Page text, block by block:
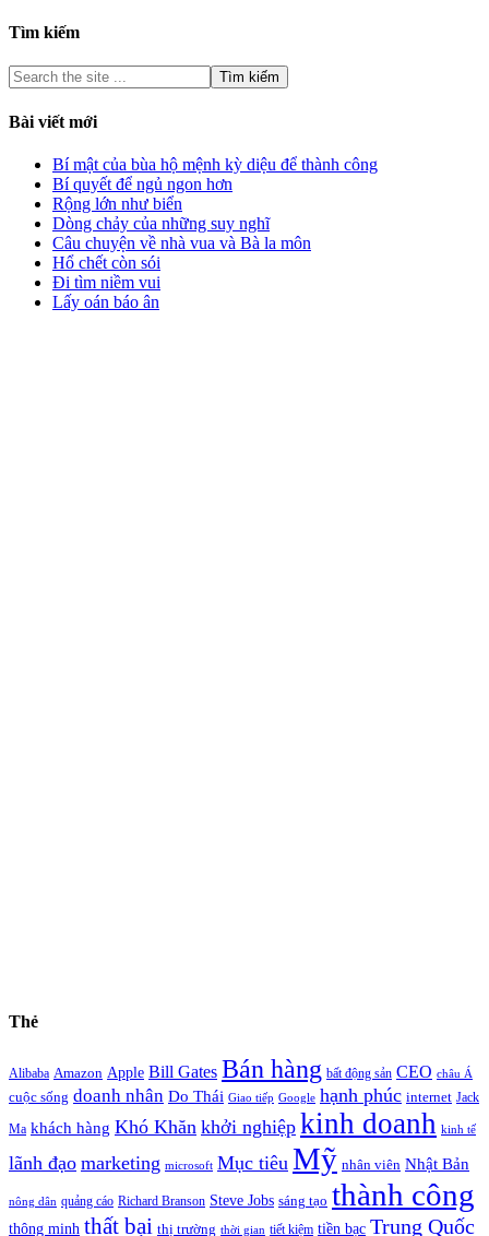
Tìm kiếm
Bài viết mới
Bí mật của bùa hộ mệnh kỳ diệu để thành công
Bí quyết để ngủ ngon hơn
Rộng lớn như biển
Dòng chảy của những suy nghĩ
Câu chuyện về nhà vua và Bà la môn
Hổ chết còn sói
Đi tìm niềm vui
Lấy oán báo ân
Thẻ
Alibaba Amazon Apple Bill Gates Bán hàng bất động sản CEO châu Á
cuộc sống doanh nhân Do Thái Giao tiếp Google hạnh phúc internet Jack
Ma khách hàng Khó Khăn khởi nghiệp kinh doanh kinh tế
lãnh đạo marketing microsoft Mục tiêu Mỹ nhân viên Nhật Bản
nông dân quảng cáo Richard Branson Steve Jobs sáng tạo thành công
thông minh thất bại thị trường thời gian tiết kiệm tiền bạc Trung Quốc